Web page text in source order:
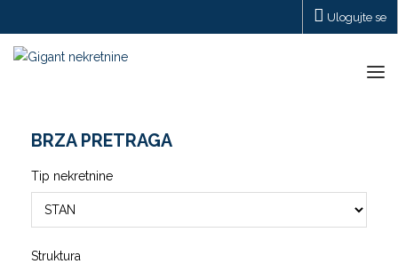
Ulogujte se
BRZA PRETRAGA
Tip nekretnine
Struktura